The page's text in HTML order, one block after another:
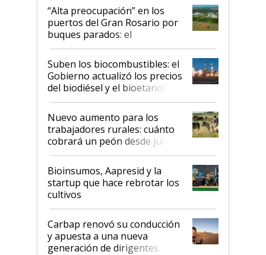
“Alta preocupación” en los
puertos del Gran Rosario por
buques parados: el
funcionamiento de las
exportadoras en tensión tras
la medida de fuerza de los
prácticos
Suben los biocombustibles: el
Gobierno actualizó los precios
del biodiésel y el bioetanol
Nuevo aumento para los
trabajadores rurales: cuánto
cobrará un peón desde julio
Bioinsumos, Aapresid y la
startup que hace rebrotar los
cultivos
Carbap renovó su conducción
y apuesta a una nueva
generación de dirigentes